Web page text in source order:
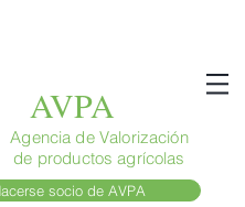
AVPA
Agencia de Valorización
de productos agrícolas
socio de AVPA